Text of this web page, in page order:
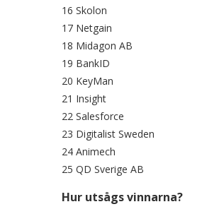
16 Skolon
17 Netgain
18 Midagon AB
19 BankID
20 KeyMan
21 Insight
22 Salesforce
23 Digitalist Sweden
24 Animech
25 QD Sverige AB
Hur utsågs vinnarna?